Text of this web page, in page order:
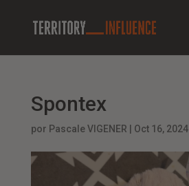
Spontex
por Pascale VIGENER Oct 16, 2024